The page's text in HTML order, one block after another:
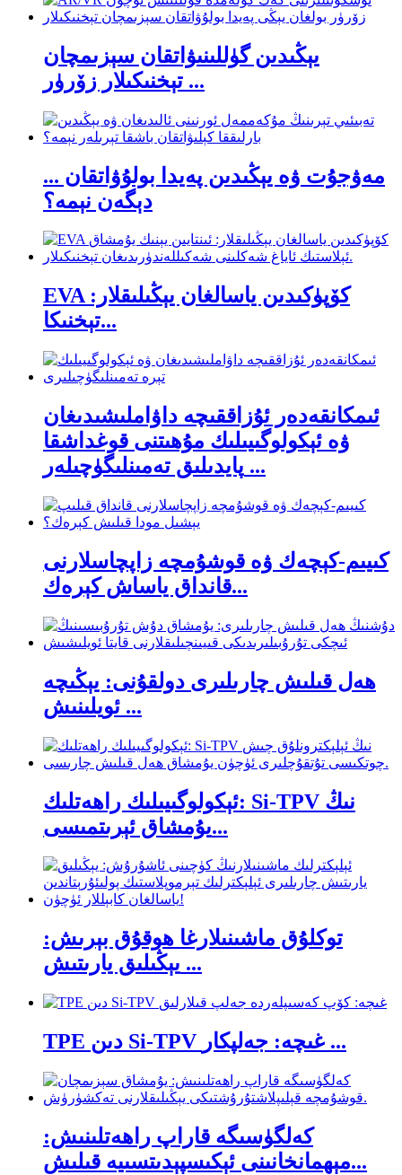
يېڭىدىن گۈللىنىۋاتقان سېزىمچان
تېخنىكىلار زۆرۈر ...
مەۋجۇت ۋە يېڭىدىن پەيدا بولۇۋاتقان ...
دېگەن نېمە؟
EVA كۆپۈكىدىن ياسالغان يېڭىلىقلار:
تېخنىكا...
ئىمكانقەدەر ئۇزاققىچە داۋاملىشىدىغان
ۋە ئېكولوگىيىلىك مۇھىتنى قوغداشقا
پايدىلىق تەمىنلىگۈچىلەر ...
كىيىم-كېچەك ۋە قوشۇمچە زاپچاسلارنى
قانداق ياساش كېرەك...
ھەل قىلىش چارىلىرى دولقۇنى: يېڭىچە
ئويلىنىش ...
ئېكولوگىيىلىك راھەتلىك: Si-TPV نىڭ
يۇمشاق ئېرىتمىسى...
توكلۇق ماشىنىلارغا ھوقۇق بېرىش:
يېڭىلىق يارىتىش ...
TPE دىن Si-TPV غىچە: جەلپكار ...
كەلگۈسىگە قاراپ راھەتلىنىش:
مېھمانخانىنى ئېكىسپېدىتسىيە قىلىش...